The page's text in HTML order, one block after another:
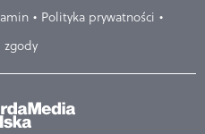
Polityka prywatności
zgody